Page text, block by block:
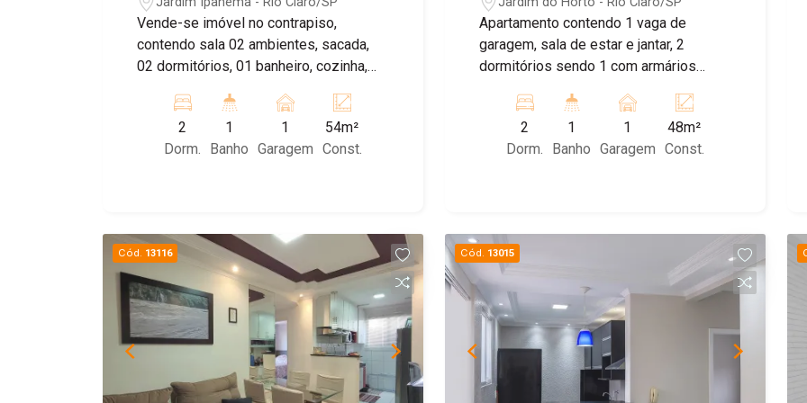
Vende-se imóvel no contrapiso,
contendo sala 02 ambientes, sacada,
02 dormitórios, 01 banheiro, cozinha,
2
Dorm.
1
Banho
1
Garagem
54m²
Const.
Apartamento contendo 1 vaga de
garagem, sala de estar e jantar, 2
dormitórios sendo 1 com armários
com armários planejados e área de
serviço. Agende sua visita!
2
Dorm.
1
Banho
1
Garagem
48m²
Const.
Cód. 13116 Cód. 13015